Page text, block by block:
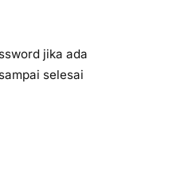
jika ada
selesai